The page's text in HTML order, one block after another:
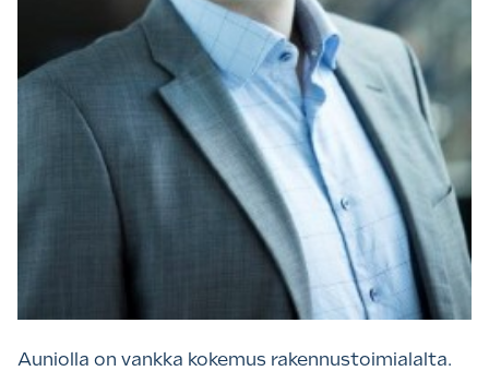
Auniolla on vankka kokemus rakennustoimialalta.